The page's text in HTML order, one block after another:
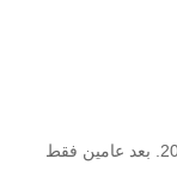
أغلقت Yahoo غرف الدردشة في 14 ديسمبر 2012. بعد عامين فقط